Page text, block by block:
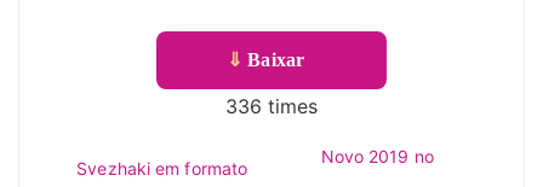
⇓ Baixar
336 times
Svezhaki em formato
Novo 2019 no